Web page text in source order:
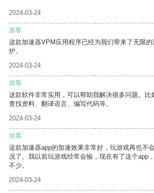
2024-03-24
游客
这款加速器VPM应用程序已经为我们带来了无限
护。
2024-03-24
游客
这款软件非常实用，可以帮助我解决很多问题。比
查找资料、翻译语言、编写代码等。
2024-03-24
游客
这款加速器app的加速效果非常好，玩游戏再也不
况了。我以前玩游戏经常会输，现在有了这个app
不少。
2024-03-24